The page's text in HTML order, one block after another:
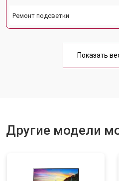
Ремонт подсветки
Показать
Другие модели